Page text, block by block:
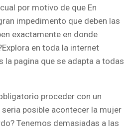
por motivo de que En
impedimento que deben las
exactamente en donde
en toda la internet
la pagina que se adapta a todas
proceder con un
posible acontecer la mujer
Tenemos demasiadas a las